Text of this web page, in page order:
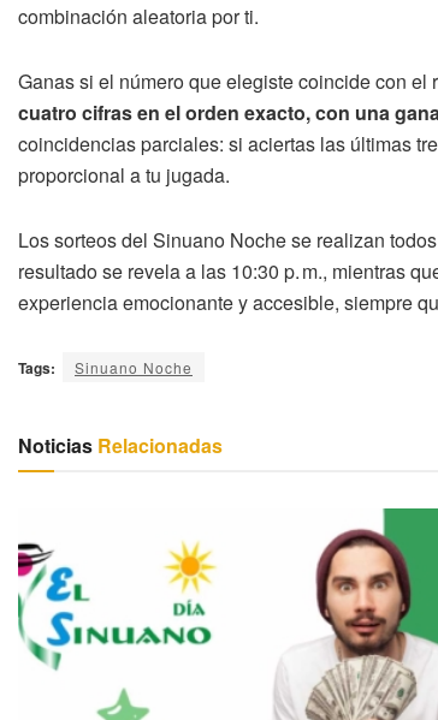
combinación aleatoria por ti.
Ganas si el número que elegiste coincide con el
cuatro cifras en el orden exacto, con una
coincidencias parciales: si aciertas las últimas
proporcional a tu jugada.
Los sorteos del Sinuano Noche se realizan
resultado se revela a las 10:30 p. m., mientras
experiencia emocionante y accesible, siempre
Tags: Sinuano Noche
Noticias Relacionadas